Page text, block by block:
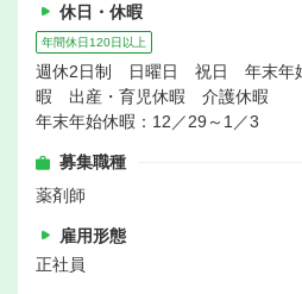
休日・休暇
年間休日120日以上
週休2日制 日曜日 祝日 年末年
暇 出産・育児休暇 介護休暇
年末年始休暇：12／29～1／3
募集職種
薬剤師
雇用形態
正社員